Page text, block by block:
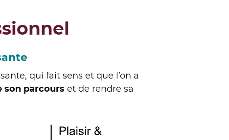
qui fait sens et que l’on a
son parcours et de rendre sa